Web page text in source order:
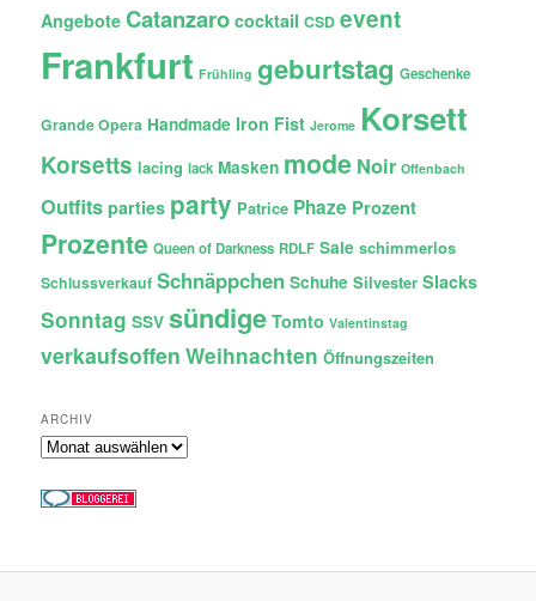
Angebote Catanzaro cocktail CSD event
Frankfurt Frühling geburtstag Geschenke
Grande Opera Handmade Iron Fist Jerome Korsett
Korsetts lacing lack Masken mode Noir Offenbach
Outfits parties party Patrice Phaze Prozent
Prozente Queen of Darkness RDLF Sale schimmerlos
Schlussverkauf Schnäppchen Schuhe Silvester Slacks
Sonntag SSV sündige Tomto Valentinstag
verkaufsoffen Weihnachten Öffnungszeiten
ARCHIV
Archiv